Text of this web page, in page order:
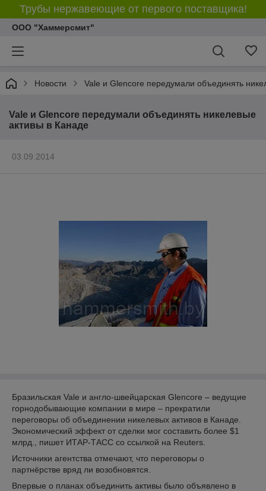
Трубы нержавеющие от первого поставщика!
ООО "Хаммерсмит"
Новости Vale и Glencore передумали объединять
Vale и Glencore передумали объединять никелевые
активы в Канаде
03.09.2014
Бразильская Vale и англо-швейцарская Glencore – ведущие
горнодобывающие компании в мире – прекратили
переговоры об объединении никелевых активов в Канаде.
Экономический эффект от сделки мог составить более $1
млрд., пишет ИТАР-ТАСС со ссылкой на Reuters.
Источники агентства отмечают, что переговоры о
партнёрстве вряд ли возобновятся.
Впервые о планах объединить активы было объявлено в